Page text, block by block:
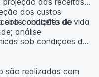
projeção das receitas
dos custos
conceito de vida
sob condições de
análise
sob condições de
são realizadas com